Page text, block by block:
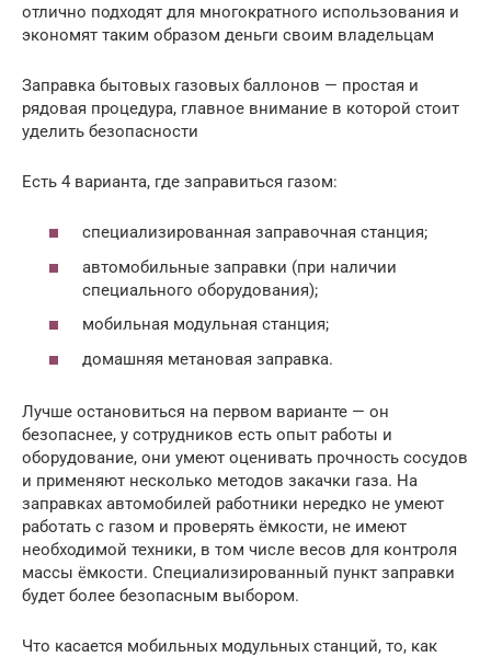
отлично подходят для многократного использования и
экономят таким образом деньги своим владельцам
Заправка бытовых газовых баллонов — простая и
рядовая процедура, главное внимание в которой стоит
уделить безопасности
Есть 4 варианта, где заправиться газом:
специализированная заправочная станция;
автомобильные заправки (при наличии
специального оборудования);
мобильная модульная станция;
домашняя метановая заправка.
Лучше остановиться на первом варианте — он
безопаснее, у сотрудников есть опыт работы и
оборудование, они умеют оценивать прочность сосудов
и применяют несколько методов закачки газа. На
заправках автомобилей работники нередко не умеют
работать с газом и проверять ёмкости, не имеют
необходимой техники, в том числе весов для контроля
массы ёмкости. Специализированный пункт заправки
будет более безопасным выбором.
Что касается мобильных модульных станций, то, как